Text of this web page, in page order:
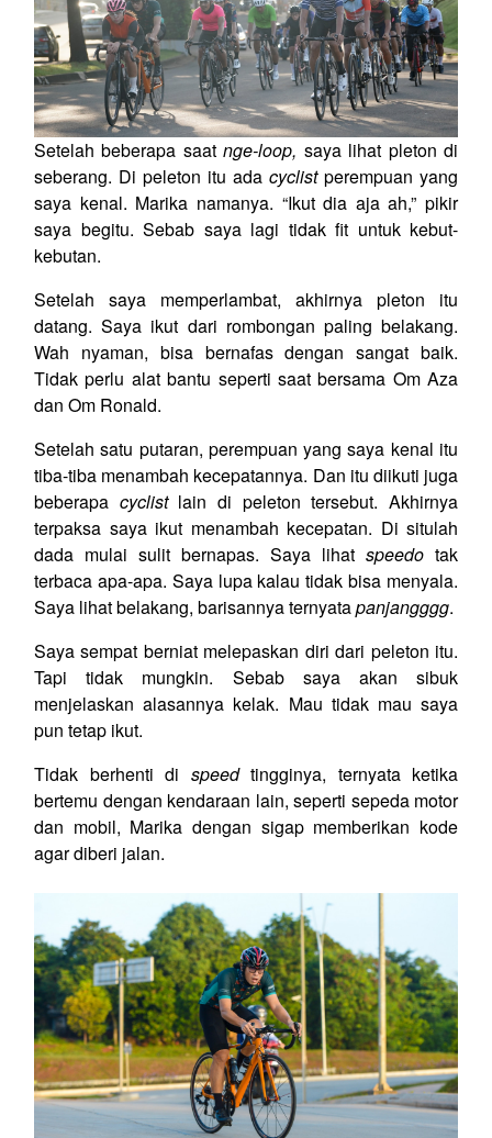
Setelah beberapa saatnge-loop, saya lihat pleton di
seberang. Di peleton itu ada cyclist perempuan yang
saya kenal. Marika namanya. “Ikut dia aja ah,” pikir
saya begitu. Sebab saya lagi tidak fit untuk kebut-
kebutan.
Setelah saya memperlambat, akhirnya pleton itu
datang. Saya ikut dari rombongan paling belakang.
Wah nyaman, bisa bernafas dengan sangat baik.
Tidak perlu alat bantu seperti saat bersama Om Aza
dan Om Ronald.
Setelah satu putaran, perempuan yang saya kenal itu
tiba-tiba menambah kecepatannya. Dan itu diikuti juga
beberapa cyclist lain di peleton tersebut. Akhirnya
terpaksa saya ikut menambah kecepatan. Di situlah
dada mulai sulit bernapas. Saya lihat speedo tak
terbaca apa-apa. Saya lupa kalau tidak bisa menyala.
Saya lihat belakang, barisannya ternyatapanjangggg.
Saya sempat berniat melepaskan diri dari peleton itu.
Tapi tidak mungkin. Sebab saya akan sibuk
menjelaskan alasannya kelak. Mau tidak mau saya
pun tetap ikut.
Tidak berhenti di speed tingginya, ternyata ketika
bertemu dengan kendaraan lain, seperti sepeda motor
dan mobil, Marika dengan sigap memberikan kode
agar diberi jalan.